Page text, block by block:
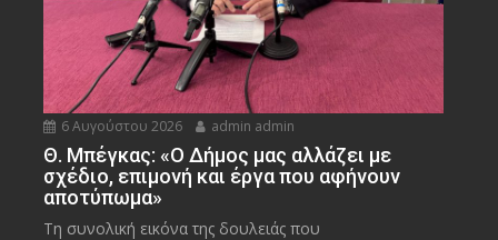
6 Αυγούστου 2026 admin admin
Θ. Μπέγκας: «Ο Δήμος μας αλλάζει με
σχέδιο, επιμονή και έργα που αφήνουν
αποτύπωμα»
Τη συνολική εικόνα της δουλειάς που